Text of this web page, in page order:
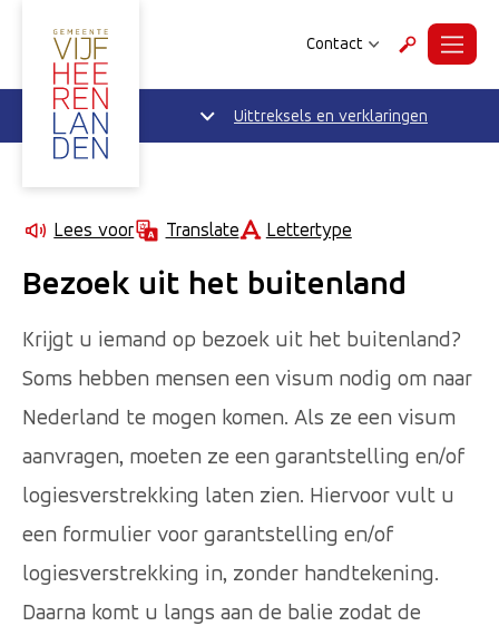
Contact ZoekenMenu
Uittreksels en verklaringen
Lees voor Translate Lettertype
Bezoek uit het buitenland
Krijgt u iemand op bezoek uit het buitenland?
Soms hebben mensen een visum nodig om naar
Nederland te mogen komen. Als ze een visum
aanvragen, moeten ze een garantstelling en/of
logiesverstrekking laten zien. Hiervoor vult u
een formulier voor garantstelling en/of
logiesverstrekking in, zonder handtekening.
Daarna komt u langs aan de balie zodat de